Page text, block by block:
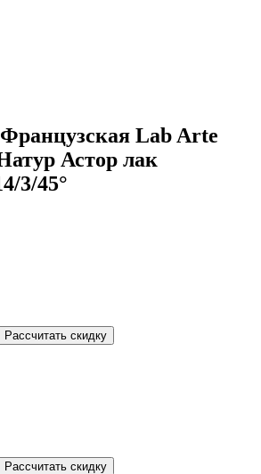
Lab Arte
Астор лак
3/45°
Рассчитать скидку
Рассчитать скидку